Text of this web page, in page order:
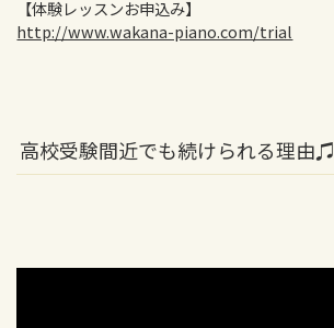
【体験レッスンお申込み】
http://www.wakana-piano.com/trial
高校受験間近でも続けられる理由♫